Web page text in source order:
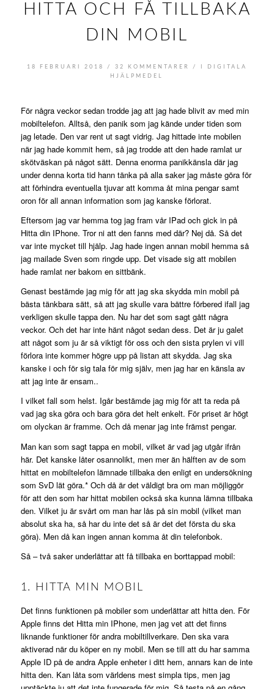
HITTA OCH FÅ TILLBAKA
DIN MOBIL
18 FEBRUARI 2018 / 32 KOMMENTARER /
DIGITALA
HJÄLPMEDEL
För några veckor sedan trodde jag att jag hade blivit av med min
mobiltelefon. Alltså, den panik som jag kände under tiden som
jag letade. Den var rent ut sagt vidrig. Jag hittade inte mobilen
när jag hade kommit hem, så jag trodde att den hade ramlat ur
skötväskan på något sätt. Denna enorma panikkänsla där jag
under denna korta tid hann tänka på alla saker jag måste göra för
att förhindra eventuella tjuvar att komma åt mina pengar samt
oron för all annan information som jag kanske förlorat.
Eftersom jag var hemma tog jag fram vår IPad och gick in på
Hitta din IPhone. Tror ni att den fanns med där? Nej då. Så det
var inte mycket till hjälp. Jag hade ingen annan mobil hemma så
jag mailade Sven som ringde upp. Det visade sig att mobilen
hade ramlat ner bakom en sittbänk.
Genast bestämde jag mig för att jag ska skydda min mobil på
bästa tänkbara sätt, så att jag skulle vara bättre förbered ifall jag
verkligen skulle tappa den. Nu har det som sagt gått några
veckor. Och det har inte hänt något sedan dess. Det är ju galet
att något som ju är så viktigt för oss och den sista prylen vi vill
förlora inte kommer högre upp på listan att skydda. Jag ska
kanske i och för sig tala för mig själv, men jag har en känsla av
att jag inte är ensam..
I vilket fall som helst. Igår bestämde jag mig för att ta reda på
vad jag ska göra och bara göra det helt enkelt. För priset är högt
om olyckan är framme. Och då menar jag inte främst pengar.
Man kan som sagt tappa en mobil, vilket är vad jag utgår ifrån
här. Det kanske låter osannolikt, men mer än hälften av de som
hittat en mobiltelefon lämnade tillbaka den enligt en undersökning
som SvD lät göra.* Och då är det väldigt bra om man möjliggör
för att den som har hittat mobilen också ska kunna lämna tillbaka
den. Vilket ju är svårt om man har lås på sin mobil (vilket man
absolut ska ha, så har du inte det så är det det första du ska
göra). Men då kan ingen annan komma åt din telefonbok.
Så – två saker underlättar att få tillbaka en borttappad mobil:
1. HITTA MIN MOBIL
Det finns funktionen på mobiler som underlättar att hitta den. För
Apple finns det Hitta min IPhone, men jag vet att det finns
liknande funktioner för andra mobiltillverkare. Den ska vara
aktiverad när du köper en ny mobil. Men se till att du har samma
Apple ID på de andra Apple enheter i ditt hem, annars kan de inte
hitta den. Kan låta som världens mest simpla tips, men jag